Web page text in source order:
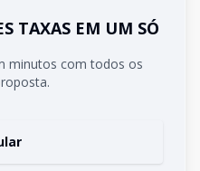
TAXAS EM UM SÓ
minutos com todos os